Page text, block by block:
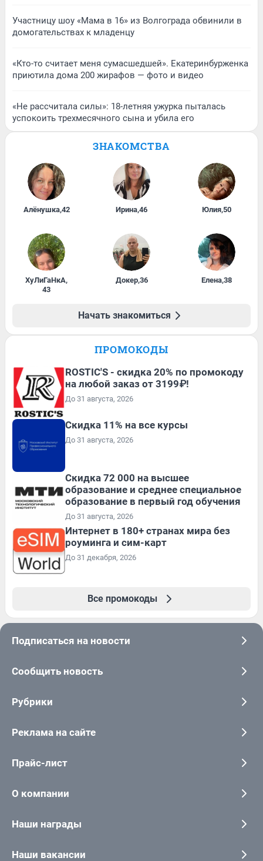
Участницу шоу «Мама в 16» из Волгограда обвинили в
домогательствах к младенцу
«Кто-то считает меня сумасшедшей». Екатеринбурженка
приютила дома 200 жирафов — фото и видео
«Не рассчитала силы»: 18-летняя ужурка пыталась
успокоить трехмесячного сына и убила его
ЗНАКОМСТВА
Алёнушка,42 Ирина,46 Юлия,50
ХуЛиГаНкА,
43
Докер,36 Елена,38
Начать знакомиться
ПРОМОКОДЫ
ROSTIC'S - скидка 20% по промокоду
на любой заказ от 3199₽!
До 31 августа, 2026
Скидка 11% на все курсы
До 31 августа, 2026
Скидка 72 000 на высшее
образование и среднее специальное
образование в первый год обучения
До 31 августа, 2026
Интернет в 180+ странах мира без
роуминга и сим-карт
До 31 декабря, 2026
Все промокоды
Подписаться на новости
Сообщить новость
Рубрики
Реклама на сайте
Прайс-лист
О компании
Наши награды
Наши вакансии